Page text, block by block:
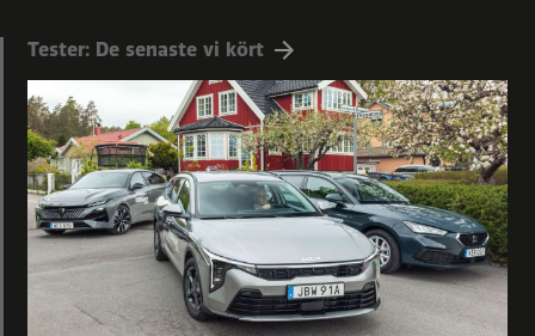
Tester: De senaste vi kört